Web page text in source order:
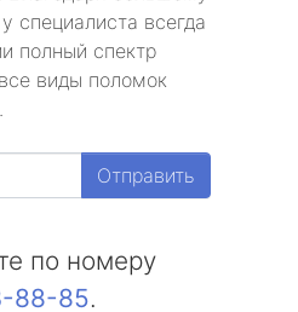
специалиста всегда
полный спектр
виды поломок
Отправить
по номеру
88-85.